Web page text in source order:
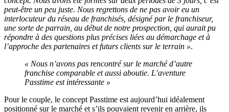
peut-être un peu juste. Nous regrettons de ne pas avoir eu un
interlocuteur du réseau de franchisés, désigné par le franchiseur,
une sorte de parrain, au début de notre prospection, qui aurait pu
répondre à des questions plus précises liées au démarchage et à
l’approche des partenaires et futurs clients sur le terrain ».
« Nous n’avons pas rencontré sur le marché d’autre
franchise comparable et aussi aboutie. L’aventure
Passtime est intéressante »
Pour le couple, le concept Passtime est aujourd’hui idéalement
positionné sur le marché et s’ils pouvaient revenir en arrière, ils